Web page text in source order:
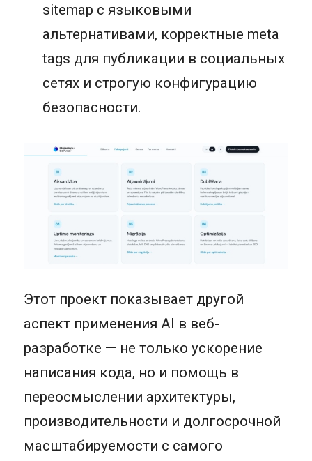
sitemap с языковыми
альтернативами, корректные meta
tags для публикации в социальных
сетях и строгую конфигурацию
безопасности.
Этот проект показывает другой
аспект применения AI в веб-
разработке — не только ускорение
написания кода, но и помощь в
переосмыслении архитектуры,
производительности и долгосрочной
масштабируемости с самого